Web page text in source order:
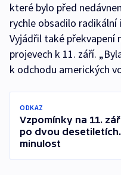
které bylo před
rychle obsadilo
Vyjádřil také překvapení
projevech k 11. září.
k odchodu amerických
ODKAZ
Vzpomínky na 11.
po dvou
minulost